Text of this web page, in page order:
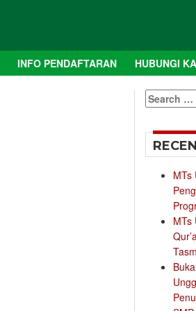
INFO PENDAFTARAN HUBUNGI
Search
for:
MTs
MTs